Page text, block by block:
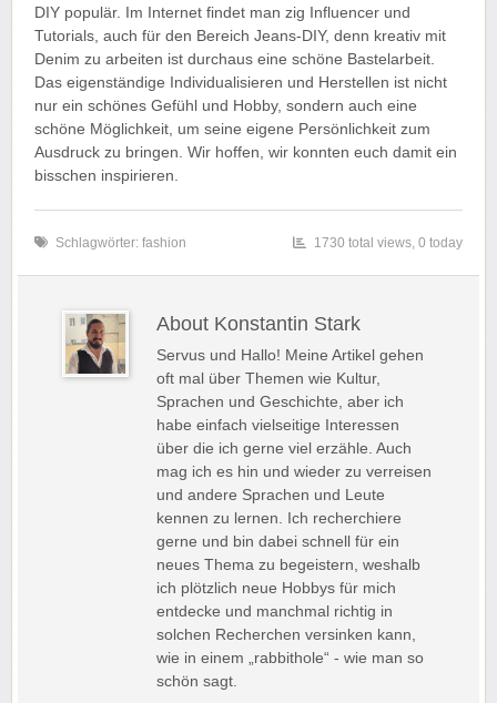
DIY populär. Im Internet findet man zig Influencer und
Tutorials, auch für den Bereich Jeans-DIY, denn kreativ mit
Denim zu arbeiten ist durchaus eine schöne Bastelarbeit.
Das eigenständige Individualisieren und Herstellen ist nicht
nur ein schönes Gefühl und Hobby, sondern auch eine
schöne Möglichkeit, um seine eigene Persönlichkeit zum
Ausdruck zu bringen. Wir hoffen, wir konnten euch damit ein
bisschen inspirieren.
Schlagwörter: fashion 1730 total views, 0 today
About Konstantin Stark
Servus und Hallo! Meine Artikel gehen
oft mal über Themen wie Kultur,
Sprachen und Geschichte, aber ich
habe einfach vielseitige Interessen
über die ich gerne viel erzähle. Auch
mag ich es hin und wieder zu verreisen
und andere Sprachen und Leute
kennen zu lernen. Ich recherchiere
gerne und bin dabei schnell für ein
neues Thema zu begeistern, weshalb
ich plötzlich neue Hobbys für mich
entdecke und manchmal richtig in
solchen Recherchen versinken kann,
wie in einem „rabbithole“ - wie man so
schön sagt.